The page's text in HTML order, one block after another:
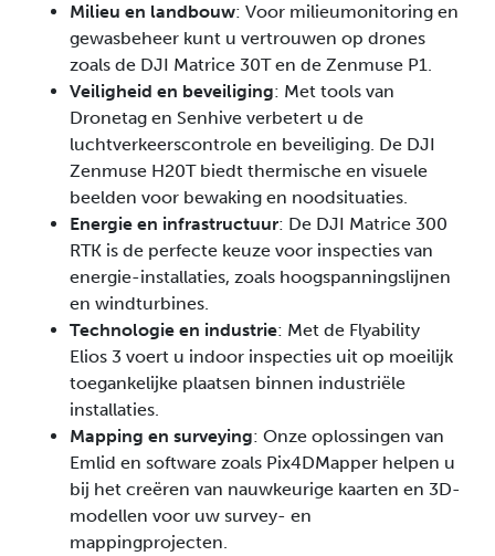
Milieu en landbouw: Voor milieumonitoring en
gewasbeheer kunt u vertrouwen op drones
zoals de DJI Matrice 30T en de Zenmuse P1.
Veiligheid en beveiliging: Met tools van
Dronetag en Senhive verbetert u de
luchtverkeerscontrole en beveiliging. De DJI
Zenmuse H20T biedt thermische en visuele
beelden voor bewaking en noodsituaties.
Energie en infrastructuur: De DJI Matrice 300
RTK is de perfecte keuze voor inspecties van
energie-installaties, zoals hoogspanningslijnen
en windturbines.
Technologie en industrie: Met de Flyability
Elios 3 voert u indoor inspecties uit op moeilijk
toegankelijke plaatsen binnen industriële
installaties.
Mapping en surveying: Onze oplossingen van
Emlid en software zoals Pix4DMapper helpen u
bij het creëren van nauwkeurige kaarten en 3D-
modellen voor uw survey- en
mappingprojecten.